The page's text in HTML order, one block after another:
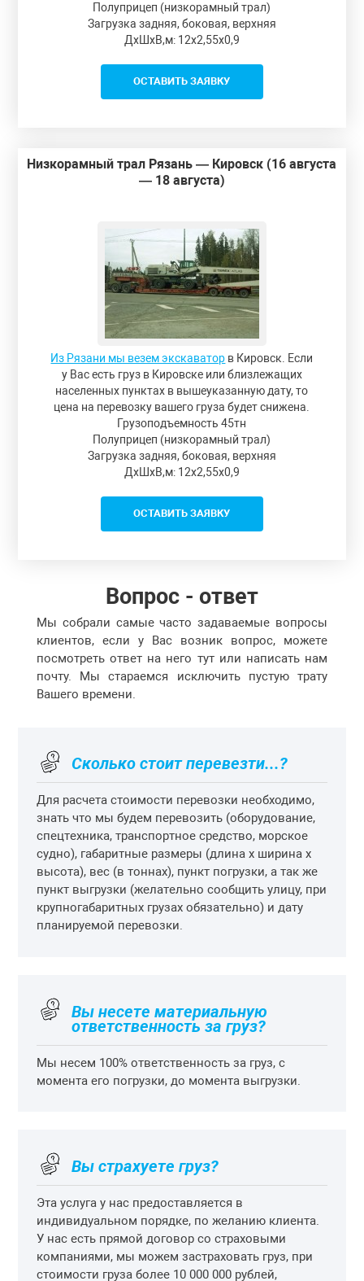
Полуприцеп (низкорамный трал)
Загрузка задняя, боковая, верхняя
ДxШxВ,м: 12x2,55x0,9
ОСТАВИТЬ ЗАЯВКУ
Низкорамный трал Рязань — Кировск (16 августа
— 18 августа)
Из Рязани мы везем экскаватор в Кировск. Если
у Вас есть груз в Кировске или близлежащих
населенных пунктах в вышеуказанную дату, то
цена на перевозку вашего груза будет снижена.
Грузоподъемность 45тн
Полуприцеп (низкорамный трал)
Загрузка задняя, боковая, верхняя
ДxШxВ,м: 12x2,55x0,9
ОСТАВИТЬ ЗАЯВКУ
Вопрос - ответ
Мы собрали самые часто задаваемые вопросы
клиентов, если у Вас возник вопрос, можете
посмотреть ответ на него тут или написать нам
почту. Мы стараемся исключить пустую трату
Вашего времени.
Сколько стоит перевезти...?
Для расчета стоимости перевозки необходимо,
знать что мы будем перевозить (оборудование,
спецтехника, транспортное средство, морское
судно), габаритные размеры (длина х ширина х
высота), вес (в тоннах), пункт погрузки, а так же
пункт выгрузки (желательно сообщить улицу, при
крупногабаритных грузах обязательно) и дату
планируемой перевозки.
Вы несете материальную
ответственность за груз?
Мы несем 100% ответственность за груз, с
момента его погрузки, до момента выгрузки.
Вы страхуете груз?
Эта услуга у нас предоставляется в
индивидуальном порядке, по желанию клиента.
У нас есть прямой договор со страховыми
компаниями, мы можем застраховать груз, при
стоимости груза более 10 000 000 рублей,